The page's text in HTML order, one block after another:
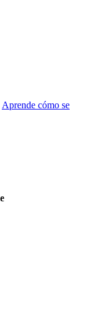
Aprende cómo se